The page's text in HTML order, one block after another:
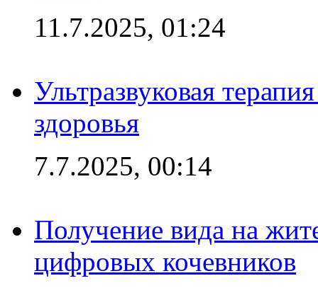
11.7.2025, 01:24
Ультразвуковая
здоровья
7.7.2025, 00:14
Получение вида на
цифровых кочевников